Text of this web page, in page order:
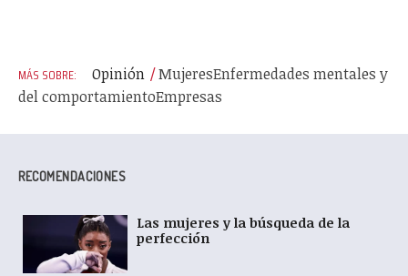
Opinión MujeresEnfermedades mentales y
del comportamientoEmpresas
RECOMENDACIONES
Las mujeres y la búsqueda de la
perfección